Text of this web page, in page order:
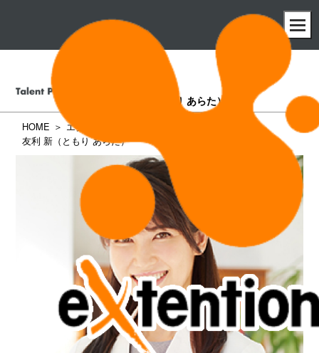
（ともり あらた）
HOME
エクステンション所属タレント一覧
友利 新（ともり あらた）